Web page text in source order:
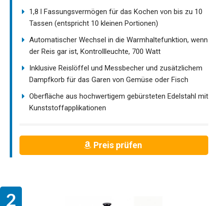
1,8 l Fassungsvermögen für das Kochen von bis zu 10
Tassen (entspricht 10 kleinen Portionen)
Automatischer Wechsel in die Warmhaltefunktion, wenn
der Reis gar ist, Kontrollleuchte, 700 Watt
Inklusive Reislöffel und Messbecher und zusätzlichem
Dampfkorb für das Garen von Gemüse oder Fisch
Oberfläche aus hochwertigem gebürsteten Edelstahl mit
Kunststoffapplikationen
Preis prüfen